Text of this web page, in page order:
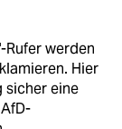
Rufer werden
Hier
sicher eine